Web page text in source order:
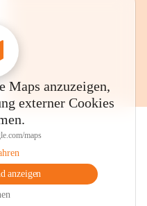
Maps anzuzeigen,
externer Cookies
maps
anzeigen